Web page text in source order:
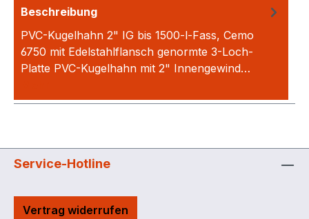
Beschreibung
PVC-Kugelhahn 2" IG bis 1500-l-Fass, Cemo
6750 mit Edelstahlflansch genormte 3-Loch-
Platte PVC-Kugelhahn mit 2" Innengewind…
Service-Hotline
Vertrag widerrufen